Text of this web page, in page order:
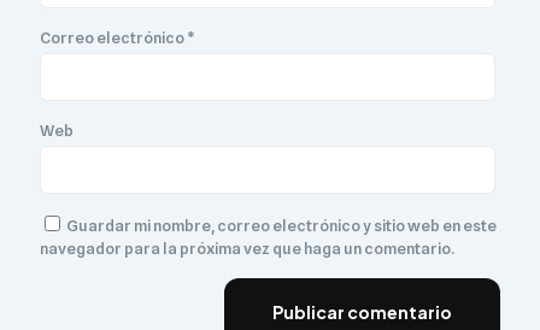
Correo electrónico*
Web
Guardar mi nombre, correo electrónico y sitio web en este
navegador para la próxima vez que haga un comentario.